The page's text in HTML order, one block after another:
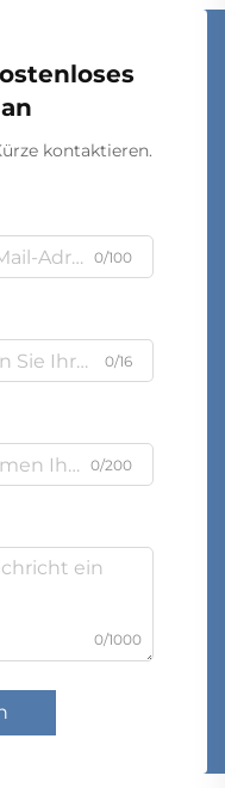
kontaktieren.
0/100
0/16
0/200
0/1000